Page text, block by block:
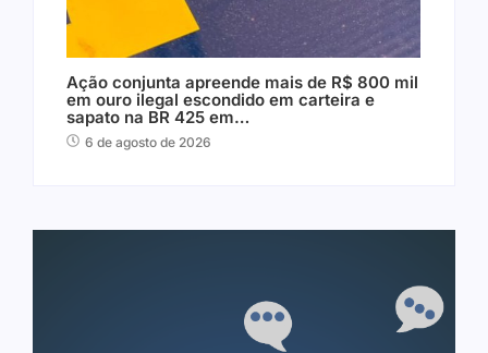
Ação conjunta apreende mais de R$ 800 mil
em ouro ilegal escondido em carteira e
sapato na BR 425 em…
6 de agosto de 2026